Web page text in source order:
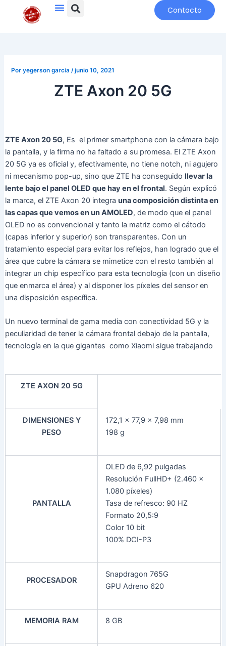
MenuSearch Contacto
Poryegerson garcia/junio 10, 2021
ZTE Axon 20 5G
ZTE Axon 20 5G, Es el primer smartphone con la cámara bajo
la pantalla, y la firma no ha faltado a su promesa. El ZTE Axon
20 5G ya es oficial y, efectivamente, no tiene notch, ni agujero
ni mecanismo pop-up, sino que ZTE ha conseguido llevar la
lente bajo el panel OLED que hay en el frontal. Según explicó
la marca, el ZTE Axon 20 integra una composición distinta en
las capas que vemos en un AMOLED, de modo que el panel
OLED no es convencional y tanto la matriz como el cátodo
(capas inferior y superior) son transparentes. Con un
tratamiento especial para evitar los reflejos, han logrado que el
área que cubre la cámara se mimetice con el resto también al
integrar un chip específico para esta tecnología (con un diseño
que enmarca el área) y al disponer los píxeles del sensor en
una disposición específica.
Un nuevo terminal de gama media con conectividad 5G y la
peculiaridad de tener la cámara frontal debajo de la pantalla,
tecnología en la que gigantes como Xiaomi sigue trabajando
ZTE AXON 20 5G
DIMENSIONES Y
PESO
172,1 x 77,9 x 7,98 mm
198 g
PANTALLA
OLED de 6,92 pulgadas
Resolución FullHD+ (2.460 x
1.080 píxeles)
Tasa de refresco: 90 HZ
Formato 20,5:9
Color 10 bit
100% DCI-P3
PROCESADOR
Snapdragon 765G
GPU Adreno 620
MEMORIA RAM 8 GB
Navegación